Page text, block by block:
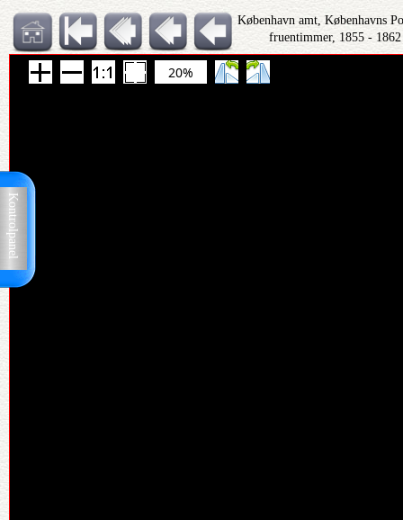
Kontrolpanel
København amt, Københavns
fruentimmer, 1855 -
20%